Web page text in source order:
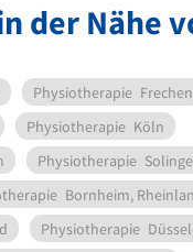
der Nähe
Physiotherapie Frechen
Physiotherapie Köln
Physiotherapie
Bornheim,
Physiotherapie